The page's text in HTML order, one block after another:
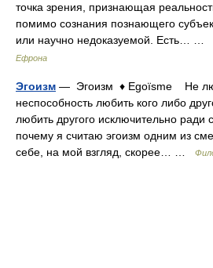
точка зрения, признающая
помимо сознания познающего
или научно недоказуемой. Есть… …
Ефрона
Эгоизм — Эгоизм ♦ Egoïsme Не
неспособность любить кого либо
любить другого исключительно ради
почему я считаю эгоизм одним из
себе, на мой взгляд, скорее… …